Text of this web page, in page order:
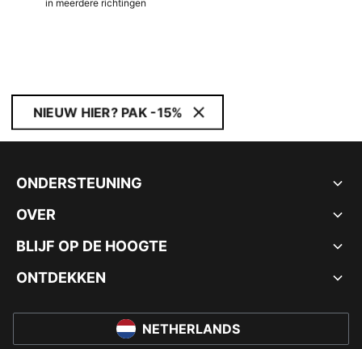
in meerdere richtingen
NIEUW HIER? PAK -15%
ONDERSTEUNING
OVER
BLIJF OP DE HOOGTE
ONTDEKKEN
NETHERLANDS